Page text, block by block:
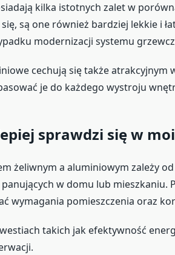
kilka istotnych zalet w
są one również bardziej lekkie i
modernizacji systemu
cechują się także
je do każdego wystroju
sprawdzi się w
żeliwnym a aluminiowym zależy
w domu lub mieszkaniu.
wymagania pomieszczenia oraz
takich jak efektywność